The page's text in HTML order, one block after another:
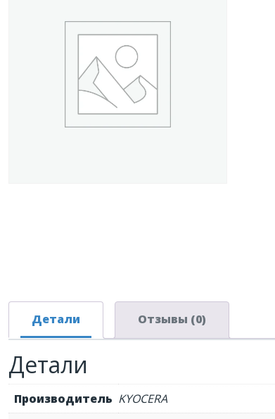
Детали Отзывы (0)
Детали
Производитель KYOCERA